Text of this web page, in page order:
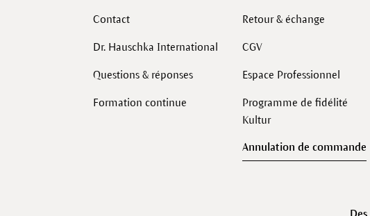
Contact
Dr. Hauschka International
Questions & réponses
Formation continue
Retour & échange
CGV
Espace Professionnel
Programme de fidélité
Kultur
Annulation de commande